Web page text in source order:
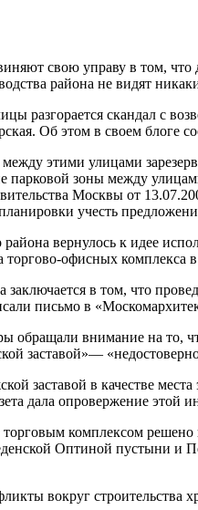
свою управу в том,
района не видят
разгорается скандал с
Об этом в своем блоге
этими улицами
парковой зоны между
Москвы от
учесть
вернулось к идее
торгово-офисных
заключается в том, что
письмо в
обращали внимание на то,
заставой»—
заставой в качестве
дала опровержение этой
комплексом решено
Оптиной пустыни и
вокруг строительства